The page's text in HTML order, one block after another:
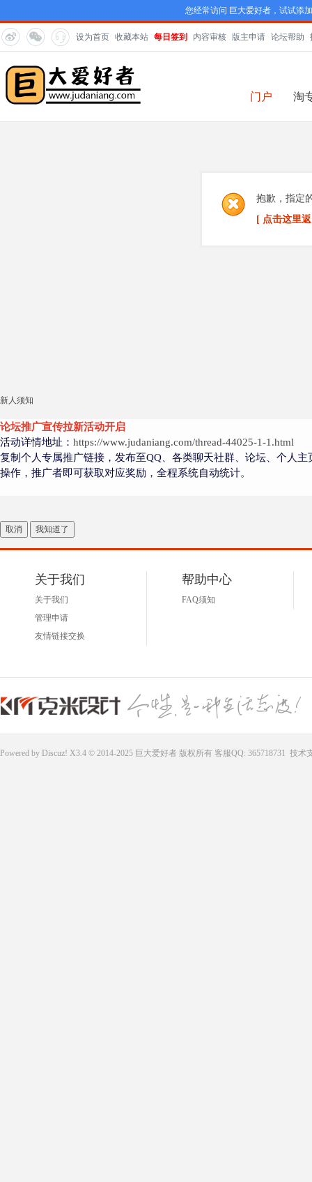
您经常访问 巨大爱好者，试试添
设为首页 收藏本站 每日签到 内容审核 版主申请 论坛帮助
门户 淘
抱歉，指定
[ 点击这里
新人须知
论坛推广宣传拉新活动开启
活动详情地址： https://www.judaniang.com/thread-44025-1-1.html
复制个人专属推广链接，发布至QQ、各类聊天社群、论坛、个人
操作，推广者即可获取对应奖励，全程系统自动统计。
取消 我知道了
关于我们
关于我们
管理申请
友情链接交换
帮助中心
FAQ须知
Powered by Discuz! X3.4 © 2014-2025 巨大爱好者 版权所有 客服QQ: 365718731 技术